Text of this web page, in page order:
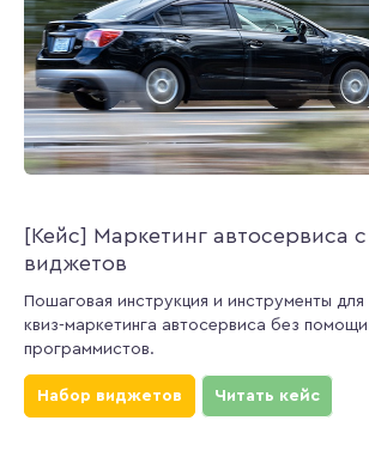
[Кейс] Маркетинг автосервиса
виджетов
Пошаговая инструкция и инструменты для
квиз-маркетинга автосервиса без
программистов.
Набор виджетов Читать кейс